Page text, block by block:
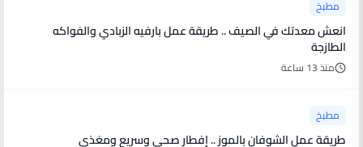
مطبخ
انعش معدتك في الصيف .. طريقة عمل بارفيه الزبادي والفواكه
الطازجة
منذ 13 ساعة
مطبخ
طريقة عمل الشوفان بالموز .. إفطار صحي وسريع ومغذي